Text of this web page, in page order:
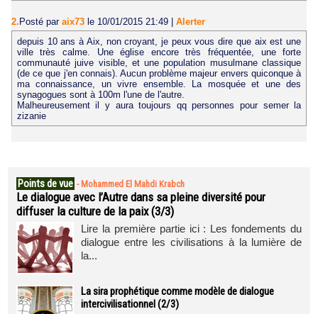
2.Posté par aix73 le 10/01/2015 21:49 | Alerter
depuis 10 ans à Aix, non croyant, je peux vous dire que aix est une
ville très calme. Une église encore très fréquentée, une forte
communauté juive visible, et une population musulmane classique
(de ce que j'en connais). Aucun problème majeur envers quiconque à
ma connaissance, un vivre ensemble. La mosquée et une des
synagogues sont à 100m l'une de l'autre.
Malheureusement il y aura toujours qq personnes pour semer la
zizanie
Points de vue - Mohammed El Mahdi Krabch
Le dialogue avec l’Autre dans sa pleine diversité pour
diffuser la culture de la paix (3/3)
Lire la première partie ici : Les fondements du
dialogue entre les civilisations à la lumière de
la...
La sira prophétique comme modèle de dialogue
intercivilisationnel (2/3)